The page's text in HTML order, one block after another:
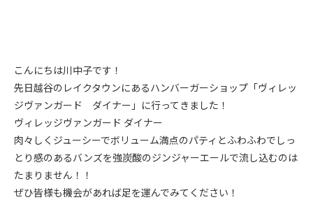
こんにちは川中子です！
先日越谷のレイクタウンにあるハンバーガーショップ「ヴィレッ
ジヴァンガード ダイナー」に行ってきました！
ヴィレッジヴァンガード ダイナー
肉々しくジューシーでボリューム満点のパティとふわふわでしっ
とり感のあるバンズを強炭酸のジンジャーエールで流し込むのは
たまりません！！
ぜひ皆様も機会があれば足を運んでみてください！